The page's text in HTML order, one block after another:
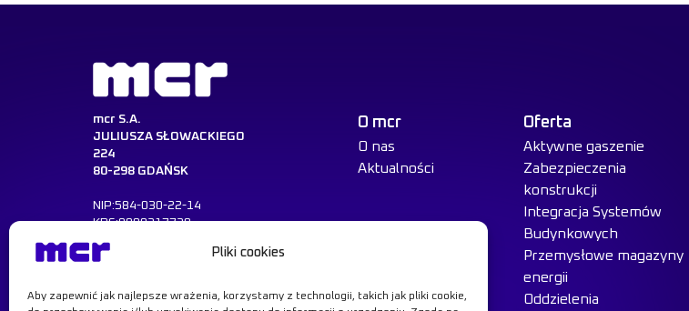
Pliki cookies
Aby zapewnić jak najlepsze wrażenia, korzystamy z technologii, takich jak pliki cookie,
mcr S.A.
JULIUSZA SŁOWACKIEGO
224
80-298 GDAŃSK
NIP:584-030-22-14
KRS:0000217729
REGON:008047521
Dowiedz się więcej
O mcr
O nas
Aktualności
Oferta
Aktywne gaszenie
Zabezpieczenia
konstrukcji
Integracja Systemów
Budynkowych
Przemysłowe magazyny
energii
Oddzielenia